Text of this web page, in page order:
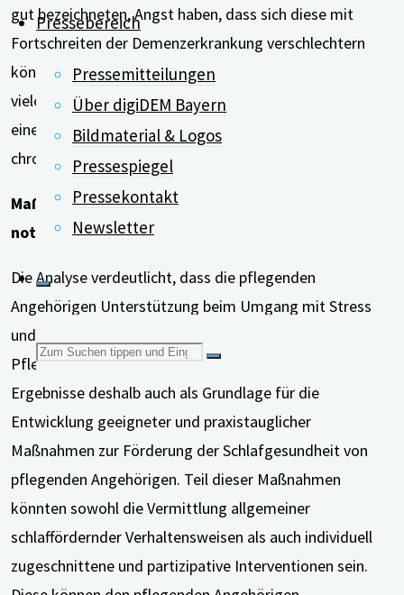
Pressebereich
Pressemitteilungen
Über digiDEM Bayern
Bildmaterial & Logos
Pressespiegel
Pressekontakt
Newsletter
Suchen
nach:
gut bezeichneten, Angst haben, dass sich diese mit
Fortschreiten der Demenzerkrankung verschlechtern
könnte. Insgesamt deuteten die Verhaltensweisen, die
viele der pflegenden Angehörigen an den Tag legten, auf
eine schlechte Schlafhygiene sowie auf akute und
chronische Schlafprobleme hin.
Maßnahmen zur Förderung der Schlafgesundheit
notwendig
Die Analyse verdeutlicht, dass die pflegenden
Angehörigen Unterstützung beim Umgang mit Stress
und Schlafmangel benötigen, welcher aus der
Pflegesituation entsteht. Die Autor*innen verstehen ihre
Ergebnisse deshalb auch als Grundlage für die
Entwicklung geeigneter und praxistauglicher
Maßnahmen zur Förderung der Schlafgesundheit von
pflegenden Angehörigen. Teil dieser Maßnahmen
könnten sowohl die Vermittlung allgemeiner
schlaffördernder Verhaltensweisen als auch individuell
zugeschnittene und partizipative Interventionen sein.